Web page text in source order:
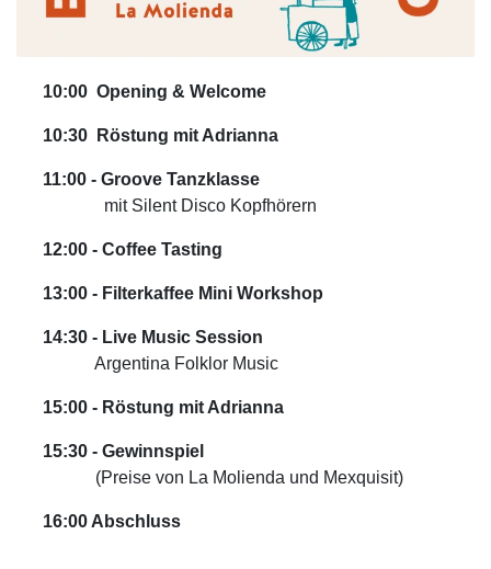
10:00 Opening & Welcome
10:30 Röstung mit Adrianna
11:00 - Groove Tanzklasse
​mit Silent Disco Kopfhörern
12:00 - Coffee Tasting
13:00 - Filterkaffee Mini Workshop
14:30 - Live Music Session
Argentina Folklor Music
15:00 - Röstung mit Adrianna
15:30 - Gewinnspiel
(Preise von La Molienda und Mexquisit)
16:00 Abschluss